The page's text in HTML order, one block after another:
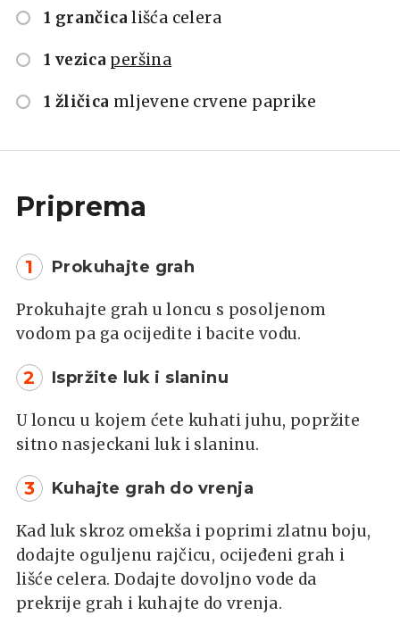
1 grančica lišća celera
1 vezica peršina
1 žličica mljevene crvene paprike
Priprema
1 Prokuhajte grah
Prokuhajte grah u loncu s posoljenom
vodom pa ga ocijedite i bacite vodu.
2 Ispržite luk i slaninu
U loncu u kojem ćete kuhati juhu, popržite
sitno nasjeckani luk i slaninu.
3 Kuhajte grah do vrenja
Kad luk skroz omekša i poprimi zlatnu boju,
dodajte oguljenu rajčicu, ocijeđeni grah i
lišće celera. Dodajte dovoljno vode da
prekrije grah i kuhajte do vrenja.